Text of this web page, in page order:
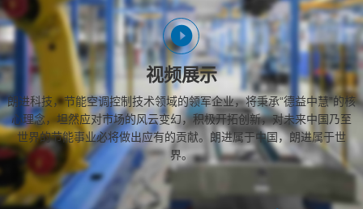
视频展示
朗进科技，节能空调控制技术领域的领军企业，将秉承“德益中慧”的核
心理念，坦然应对市场的风云变幻，积极开拓创新，对未来中国乃至
世界的节能事业必将做出应有的贡献。朗进属于中国，朗进属于世
界。